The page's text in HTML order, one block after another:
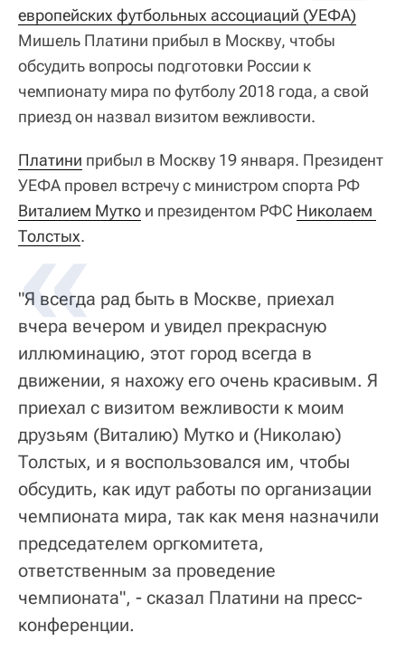
европейских футбольных ассоциаций (УЕФА)
Мишель Платини прибыл в Москву, чтобы
обсудить вопросы подготовки России к
чемпионату мира по футболу 2018 года, а свой
приезд он назвал визитом вежливости.
Платини прибыл в Москву 19 января. Президент
УЕФА провел встречу с министром спорта РФ
Виталием Мутко и президентом РФС Николаем
Толстых.
"Я всегда рад быть в Москве, приехал
вчера вечером и увидел прекрасную
иллюминацию, этот город всегда в
движении, я нахожу его очень красивым. Я
приехал с визитом вежливости к моим
друзьям (Виталию) Мутко и (Николаю)
Толстых, и я воспользовался им, чтобы
обсудить, как идут работы по организации
чемпионата мира, так как меня назначили
председателем оргкомитета,
ответственным за проведение
чемпионата", - сказал Платини на пресс-
конференции.